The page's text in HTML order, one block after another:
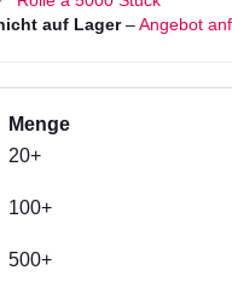
auf Lager– Angebot
Menge
20+
100+
500+